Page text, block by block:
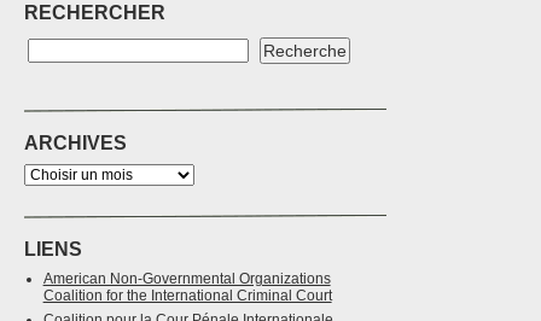
RECHERCHER
ARCHIVES
LIENS
American Non-Governmental Organizations
Coalition for the International Criminal Court